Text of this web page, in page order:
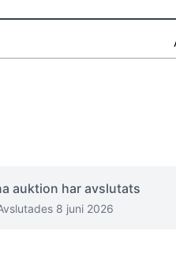
auktion har avslutats
8 juni 2026